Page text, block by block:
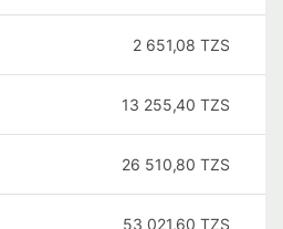
2 651,08 TZS
13 255,40 TZS
26 510,80 TZS
53 021,60 TZS